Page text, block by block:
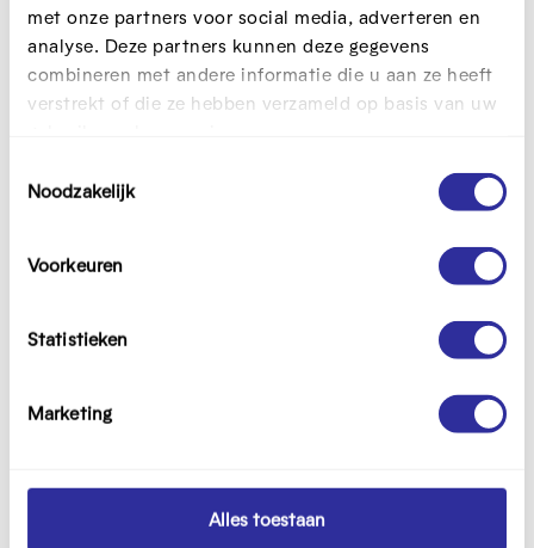
met onze partners voor social media, adverteren en
analyse. Deze partners kunnen deze gegevens
combineren met andere informatie die u aan ze heeft
verstrekt of die ze hebben verzameld op basis van uw
Noodzakelijk
Voorkeuren
Statistieken
Marketing
Alles toestaan
Inspiratiegids Digistarters bereiken
Ontdek concrete praktijken die je kunnen